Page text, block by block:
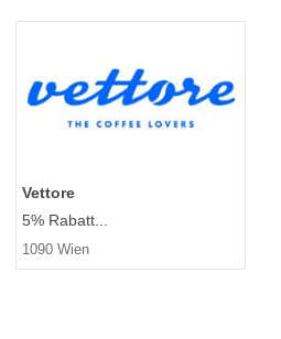
Vettore
5% Rabatt...
1090 Wien